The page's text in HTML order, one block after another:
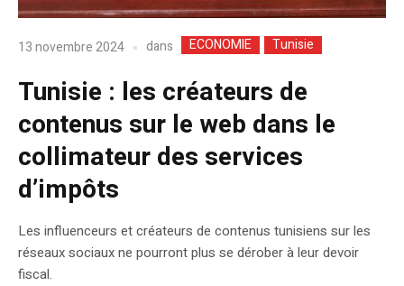
13 novembre 2024 dans ECONOMIE Tunisie
Tunisie : les créateurs de
contenus sur le web dans le
collimateur des services
d’impôts
Les influenceurs et créateurs de contenus tunisiens sur les
réseaux sociaux ne pourront plus se dérober à leur devoir
fiscal.